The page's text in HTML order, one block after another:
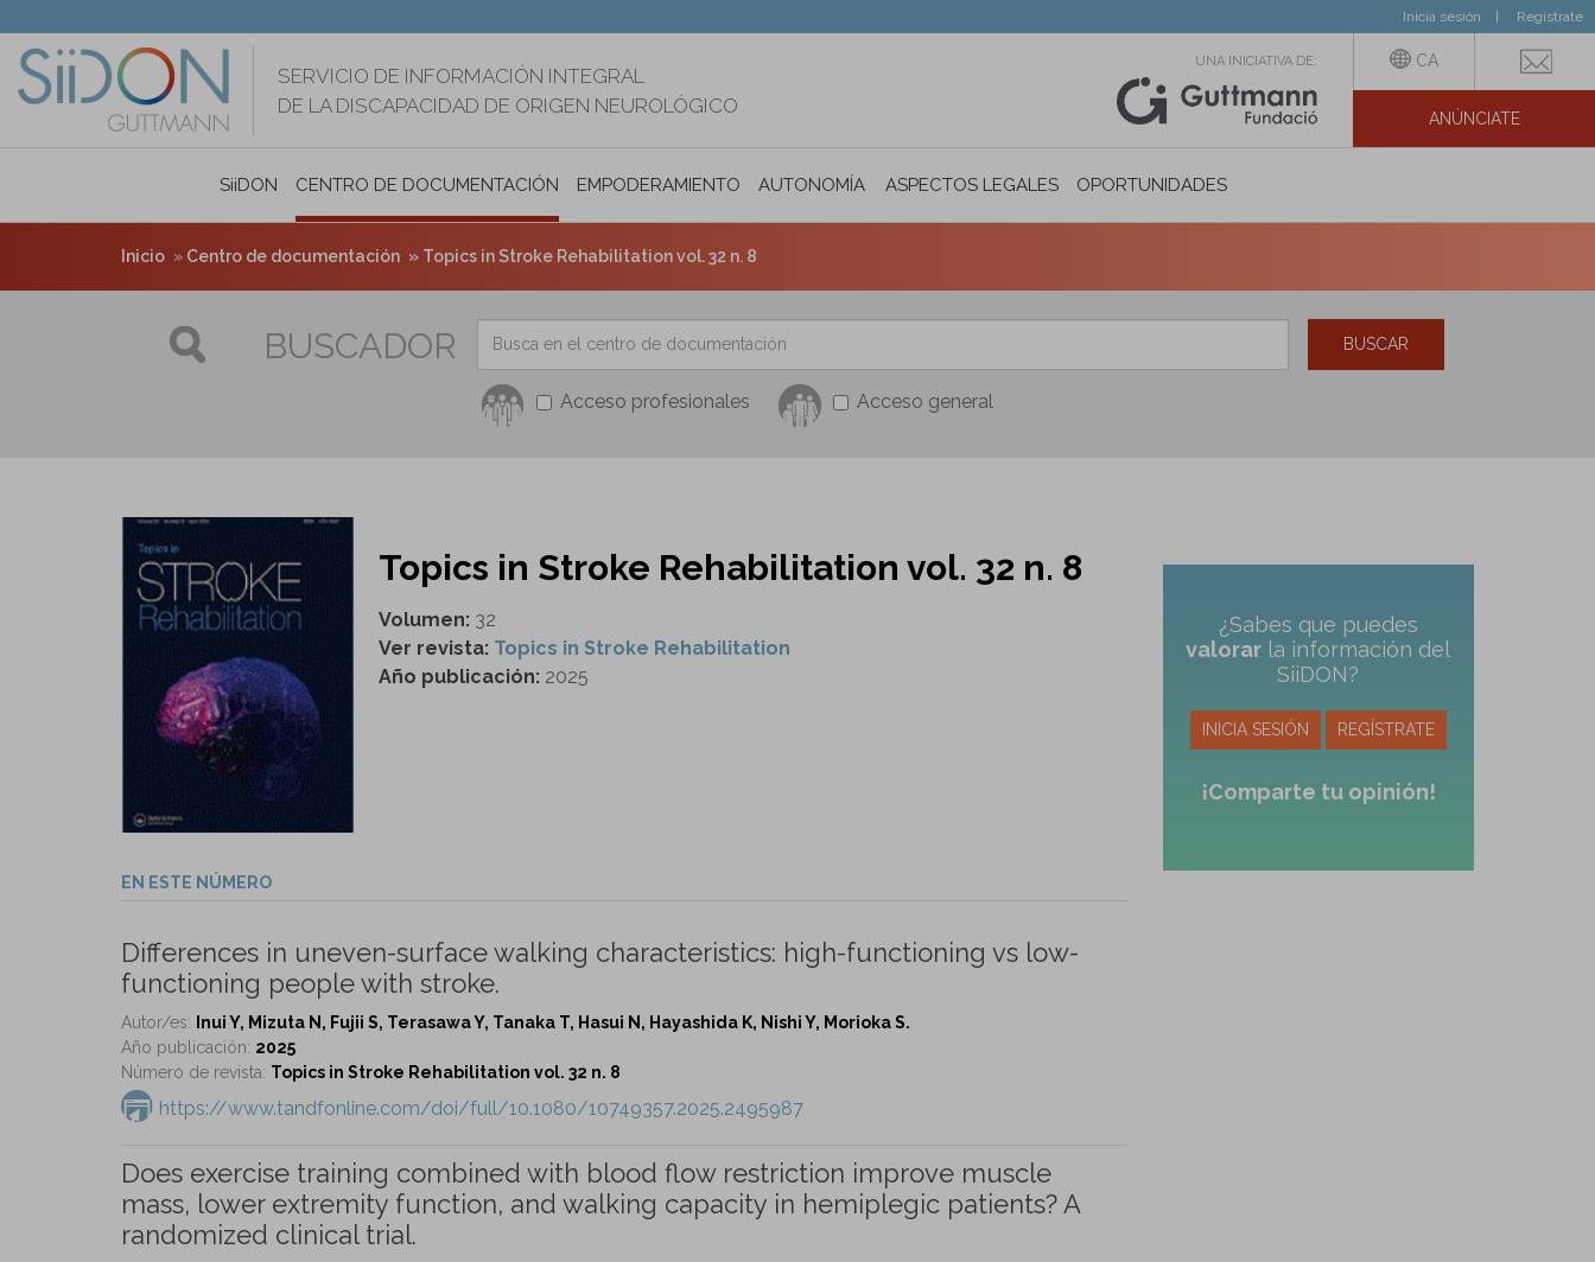
contenido
principal
Inicia sesión Regístrate
SERVICIO DE INFORMACIÓN INTEGRAL
DE LA DISCAPACIDAD DE ORIGEN NEUROLÓGICO
UNA INICIATIVA DE: CA
ANÚNCIATE
SiiDON CENTRO DE DOCUMENTACIÓN EMPODERAMIENTO AUTONOMÍA PERSONAL E INCLUSIÓN SOCIAL
ASPECTOS LEGALES OPORTUNIDADES
Inicio Centro de documentación Topics in Stroke Rehabilitation vol. 32 n. 8
BUSCADOR
Acceso profesionales Acceso general
BUSCAR
Topics in Stroke Rehabilitation vol. 32 n. 8
Volumen: 32
Ver revista: Topics in Stroke Rehabilitation
Año publicación: 2025
EN ESTE NÚMERO
Differences in uneven-surface walking characteristics: high-functioning vs low-
functioning people with stroke.
Autor/es:
Inui Y, Mizuta N, Fujii S, Terasawa Y, Tanaka T, Hasui N, Hayashida K, Nishi Y, Morioka S.
Año publicación: 2025
Número de revista: Topics in Stroke Rehabilitation vol. 32 n. 8
https://www.tandfonline.com/doi/full/10.1080/10749357.2025.2495987
Does exercise training combined with blood flow restriction improve muscle
mass, lower extremity function, and walking capacity in hemiplegic patients? A
randomized clinical trial.
¿Sabes que puedes
valorar la información del
SiiDON?
INICIA SESIÓN REGÍSTRATE
¡Comparte tu opinión!